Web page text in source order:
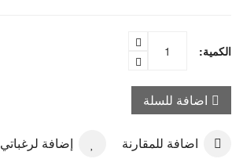
الكمية:
اضافة للسلة
إضافة لرغباتي اضافة للمقارنة